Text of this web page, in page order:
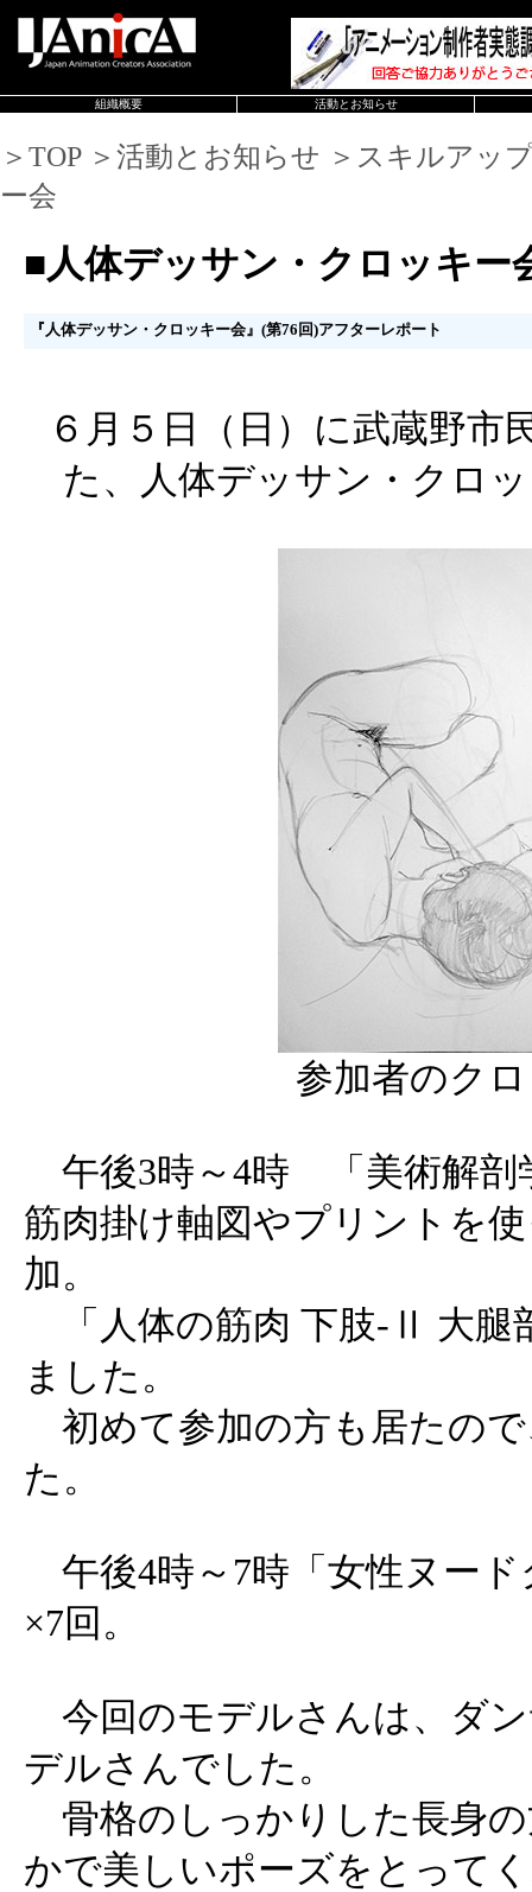
組織概要 活動とお知らせ
＞TOP ＞活動とお知らせ ＞スキルアッ
ー会
■人体デッサン・クロッキー
『人体デッサン・クロッキー会』(第76回)アフターレポート
６月５日（日）に武蔵野市
た、人体デッサン・クロ
参加者のク
午後3時～4時 「美術解剖
筋肉掛け軸図やプリントを
加。
「人体の筋肉 下肢-Ⅱ 大腿
ました。
初めて参加の方も居たの
た。
午後4時～7時「女性ヌー
×7回。
今回のモデルさんは、ダ
デルさんでした。
骨格のしっかりした長身
かで美しいポーズをとって